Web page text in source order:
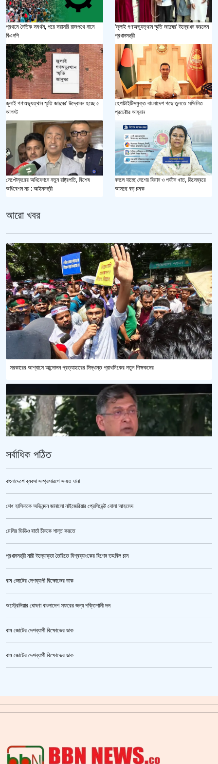
প্রথমে নৈতিক সমর্থন, পরে সরাসরি রাজপথে নামে
বিএনপি
‘জুলাই গণঅভ্যুত্থান স্মৃতি জাদুঘর’ উদ্বোধন করলেন
প্রধানমন্ত্রী
জুলাই গণঅভ্যুত্থান স্মৃতি জাদুঘর’ উদ্বোধন হচ্ছে ৫
আগস্ট
হেপাটাইটিসমুক্ত বাংলাদেশ গড়ে তুলতে সম্মিলিত
প্রচেষ্টার আহ্বান
সেপ্টেম্বরের অধিবেশনে নতুন রাষ্ট্রপতি, বিশেষ
অধিবেশন নয় : আইনমন্ত্রী
বদলে যাচ্ছে দেশের বিমান ও পর্যটন খাত, ডিসেম্বরে
আসছে বড় চমক
আরো খবর
সরকারের আশ্বাসে আন্দোলন প্রত্যাহারের সিদ্ধান্ত প্রাথমিকের নতুন শিক্ষকদের
পুলিশ কোনো বিশেষ দলের বা গোষ্ঠীর লাঠিয়াল বাহিনী নয় : স্বরাষ্ট্রমন্ত্রী
সর্বাধিক পঠিত
বাংলাদেশে ব্যবসা সম্প্রসারণে সম্মত ঘানা
শেখ হাসিনাকে অভিনন্দন জানালো নাইজেরিয়ার প্রেসিডেন্ট বোলা আহমেদ
মেসির ভিডিও বার্তা চীনকে শান্ত করতে
প্রধানমন্ত্রী নারী উদ্যোক্তা তৈরিতে বিশ্বব্যাংকের বিশেষ তহবিল চান
বাম জোটের দেশব্যাপী বিক্ষোভের ডাক
অস্ট্রেলিয়ার ঘোষণা বাংলাদেশ সফরের জন্য শক্তিশালী দল
বাম জোটের দেশব্যাপী বিক্ষোভের ডাক
বাম জোটের দেশব্যাপী বিক্ষোভের ডাক
গাজীপুর মহাসড়ক অবরোধ,সিটি করপোরেশনের গাড়ি চাপায় শ্রমিক নিহত
জাল ভিসায় ইউরোপে মানুষ পাঠানোর অভিযোগে,শাহজালাল থেকে গ্রেপ্তার পাঁচজন